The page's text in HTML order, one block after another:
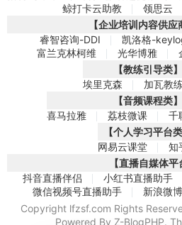
鲸打卡云助教
领思云
【企业培训内容供应
睿智咨询-DDI
凯洛格-
富兰克林柯维
光华博雅
【教练引导类】
埃里克森
加瓦教
【音频课程类】
喜马拉雅
荔枝微课 千
【个人学习平台类
网易云课堂
知
【直播自媒体平
抖音直播伴侣
小红书直播助手
微信视频号直播助手
新浪微
Copyright lfzsf.com Rights
Powered By Z-BlogPHP.